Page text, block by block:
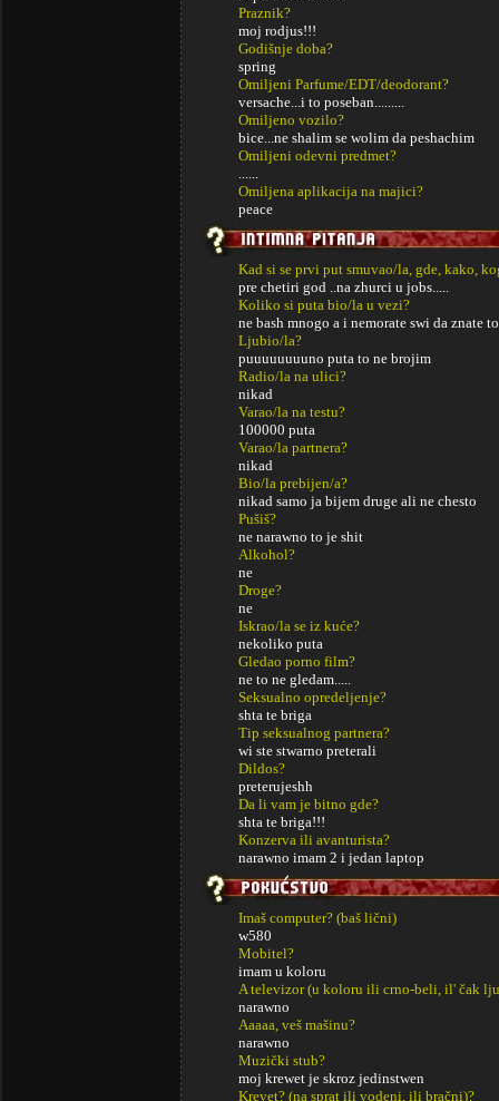
Praznik?
moj rodjus!!!
Godišnje doba?
spring
Omiljeni Parfume/EDT/deodorant?
versache...i to poseban.........
Omiljeno vozilo?
bice...ne shalim se wolim da peshachim
Omiljeni odevni predmet?
......
Omiljena aplikacija na majici?
peace
Kad si se prvi put smuvao/la, gde, kako,
pre chetiri god ..na zhurci u jobs.....
Koliko si puta bio/la u vezi?
ne bash mnogo a i nemorate swi da znate
Ljubio/la?
puuuuuuuuno puta to ne brojim
Radio/la na ulici?
nikad
Varao/la na testu?
100000 puta
Varao/la partnera?
nikad
Bio/la prebijen/a?
nikad samo ja bijem druge ali ne chesto
Pušiš?
ne narawno to je shit
Alkohol?
ne
Droge?
ne
Iskrao/la se iz kuće?
nekoliko puta
Gledao porno film?
ne to ne gledam.....
Seksualno opredeljenje?
shta te briga
Tip seksualnog partnera?
wi ste stwarno preterali
Dildos?
preterujeshh
Da li vam je bitno gde?
shta te briga!!!
Konzerva ili avanturista?
narawno imam 2 i jedan laptop
Imaš computer? (baš lični)
w580
Mobitel?
imam u koloru
A televizor (u koloru ili crno-beli, il' čak
narawno
Aaaaa, veš mašinu?
narawno
Muzički stub?
moj krewet je skroz jedinstwen
Krevet? (na sprat ili vodeni, ili bračni)?